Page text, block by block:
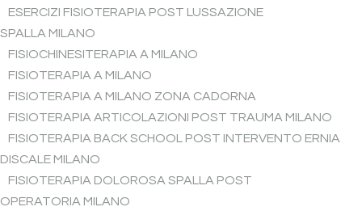
ESERCIZI FISIOTERAPIA POST LUSSAZIONE
SPALLA MILANO
FISIOCHINESITERAPIA A MILANO
FISIOTERAPIA A MILANO
FISIOTERAPIA A MILANO ZONA CADORNA
FISIOTERAPIA ARTICOLAZIONI POST TRAUMA MILANO
FISIOTERAPIA BACK SCHOOL POST INTERVENTO ERNIA
DISCALE MILANO
FISIOTERAPIA DOLOROSA SPALLA POST
OPERATORIA MILANO